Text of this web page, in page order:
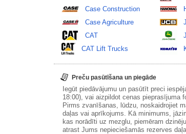
Case Construction
Case Agriculture
CAT
CAT Lift Trucks
Preču pasūtīšana un piegāde
Iegūt piedāvājumu un pasūtīt preci
18:00), vai aizpildot cenas pieprasījuma
Pirms zvanīšanas, lūdzu, noskaidrojiet
daļas vai aprīkojums. Kā minimums,
kas norādīti uz mezglu, piemēram
atrast Jums nepieciešamās rezerves